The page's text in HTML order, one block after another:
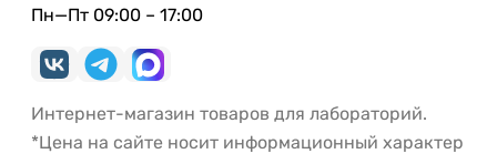
Пн—Пт 09:00 – 17:00
Интернет-магазин товаров для лабораторий.
*Цена на сайте носит информационный характер